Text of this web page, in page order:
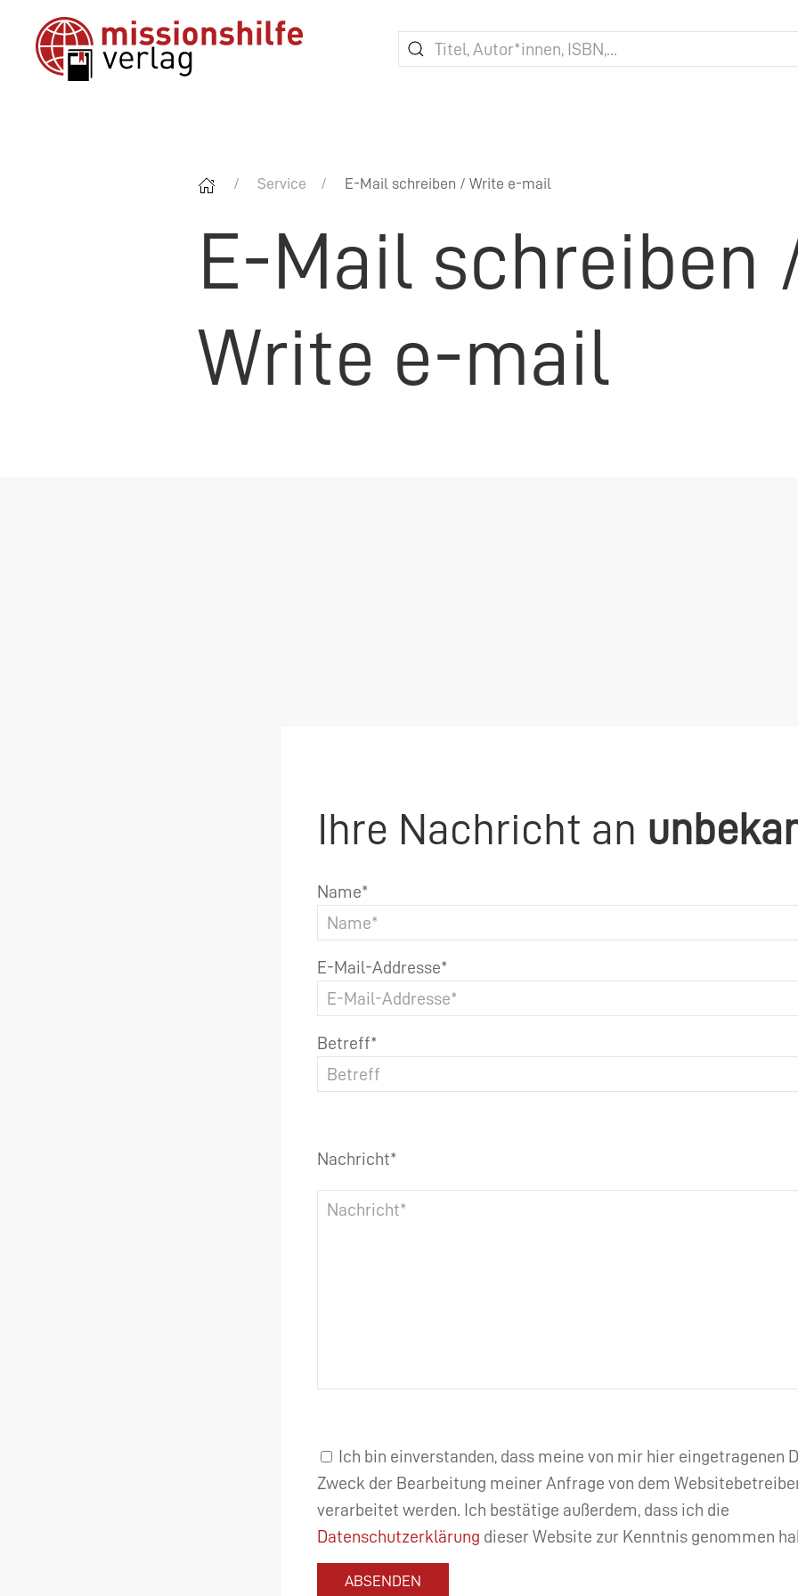
Service E-Mail schreiben / Write e-mail
E-Mail schreiben
Write e-mail
Ihre Nachricht an
Name*
E-Mail-Addresse*
Betreff*
Nachricht*
Ich bin einverstanden, dass meine von mir hier eingetragenen
Zweck der Bearbeitung meiner Anfrage von dem
verarbeitet werden. Ich bestätige außerdem, dass ich die
Datenschutzerklärung dieser Website zur Kenntnis genommen
ABSENDEN